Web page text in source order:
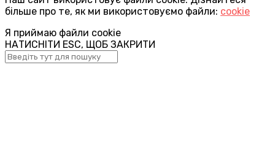
більше про те, як ми використовуємо файли: cookie
Я приймаю файли cookie
НАТИСНІТИ ESC, ЩОБ ЗАКРИТИ